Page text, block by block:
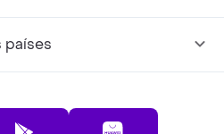
países